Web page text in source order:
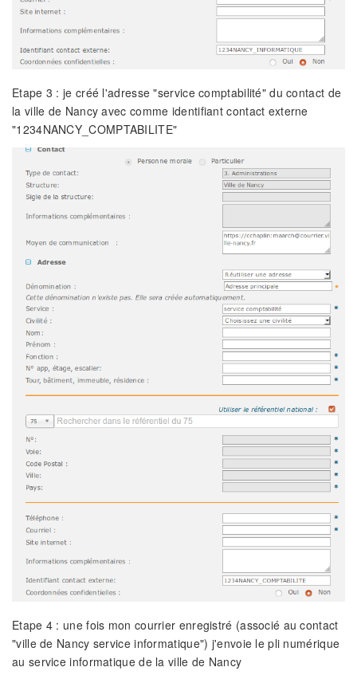
Etape 3 : je créé l'adresse "service comptabilité" du contact de
la ville de Nancy avec comme identifiant contact externe
"1234NANCY_COMPTABILITE"
Etape 4 : une fois mon courrier enregistré (associé au contact
"ville de Nancy service informatique") j'envoie le pli numérique
au service informatique de la ville de Nancy